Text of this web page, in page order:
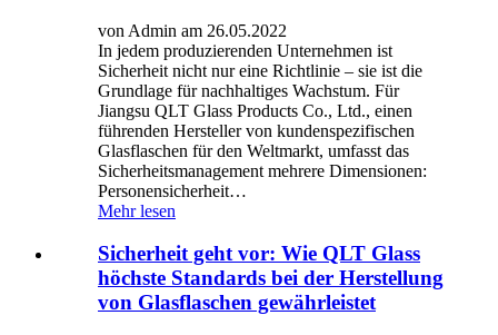
von Admin am 26.05.2022
In jedem produzierenden Unternehmen ist
Sicherheit nicht nur eine Richtlinie – sie ist die
Grundlage für nachhaltiges Wachstum. Für
Jiangsu QLT Glass Products Co., Ltd., einen
führenden Hersteller von kundenspezifischen
Glasflaschen für den Weltmarkt, umfasst das
Sicherheitsmanagement mehrere Dimensionen:
Personensicherheit…
Mehr lesen
Sicherheit geht vor: Wie QLT Glass
höchste Standards bei der Herstellung
von Glasflaschen gewährleistet